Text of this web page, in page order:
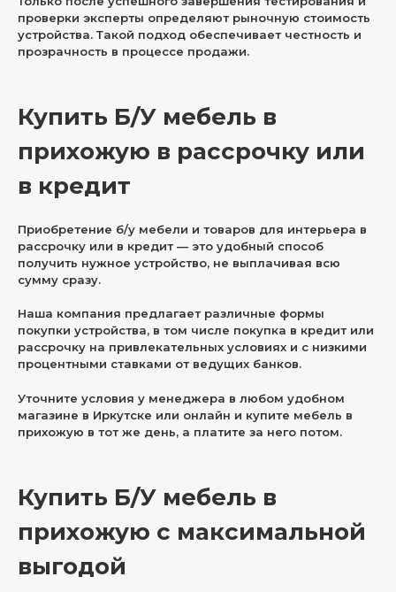
проверки эксперты определяют рыночную стоимость
устройства. Такой подход обеспечивает честность и
прозрачность в процессе продажи.
Купить Б/У мебель в
прихожую в рассрочку или
в кредит
Приобретение б/у мебели и товаров для интерьера в
рассрочку или в кредит — это удобный способ
получить нужное устройство, не выплачивая всю
сумму сразу.
Наша компания предлагает различные формы
покупки устройства, в том числе покупка в кредит или
рассрочку на привлекательных условиях и с низкими
процентными ставками от ведущих банков.
Уточните условия у менеджера в любом удобном
магазине в Иркутске или онлайн и купите мебель в
прихожую в тот же день, а платите за него потом.
Купить Б/У мебель в
прихожую с максимальной
выгодой